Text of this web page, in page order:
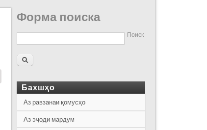
Форма поиска
Поиск
Бахшҳо
Аз равзанаи қомусҳо
Аз эҷоди мардум